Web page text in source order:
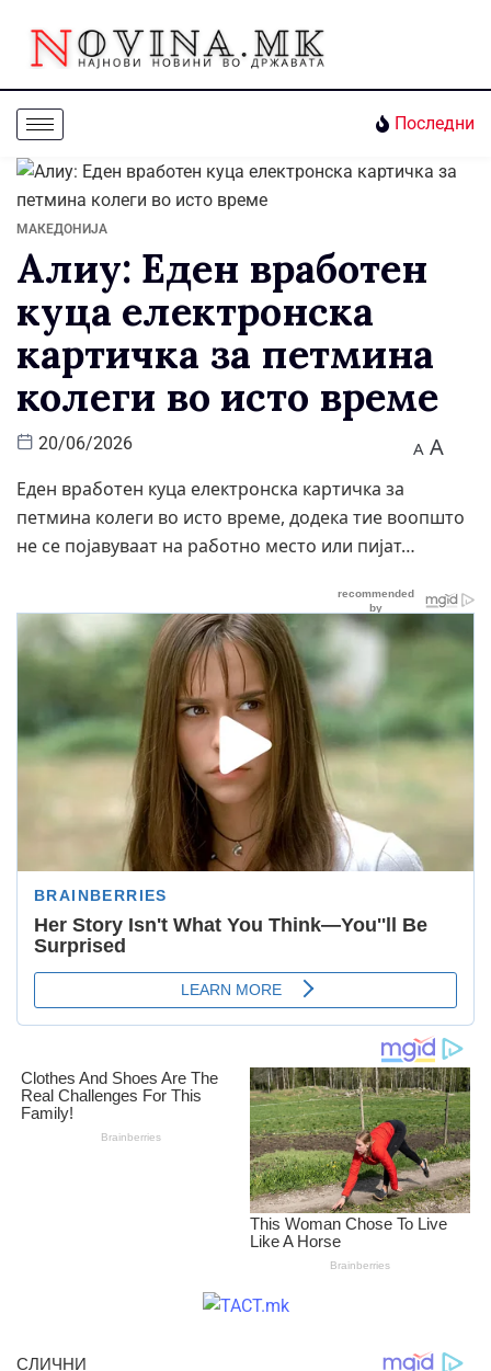
Последни
МАКЕДОНИЈА
Алиу: Еден вработен
куца електронска
картичка за петмина
колеги во исто време
20/06/2026 A A
Еден вработен куца електронска картичка за
петмина колеги во исто време, додека тие воопшто
не се појавуваат на работно место или пијат…